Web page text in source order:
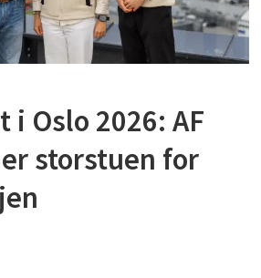
i Oslo 2026: AF
storstuen for